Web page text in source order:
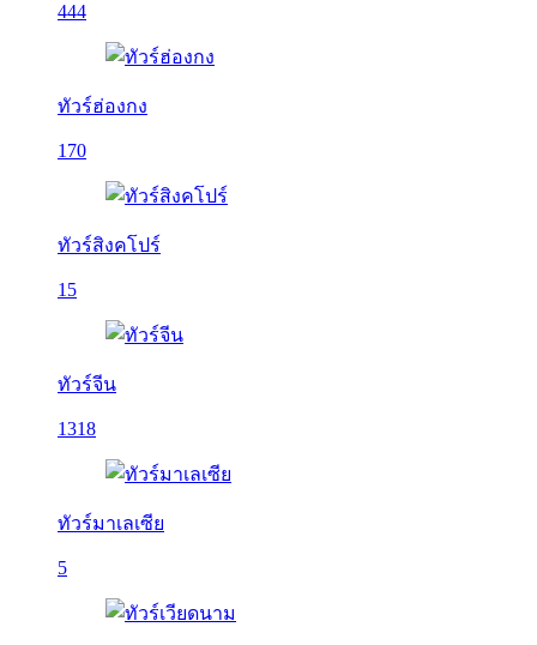
444
ทัวร์ฮ่องกง
170
ทัวร์สิงคโปร์
15
ทัวร์จีน
1318
ทัวร์มาเลเซีย
5